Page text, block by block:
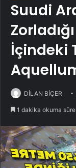
Suudi
İçindeki
DİLAN BİÇER
1 dakika okuma